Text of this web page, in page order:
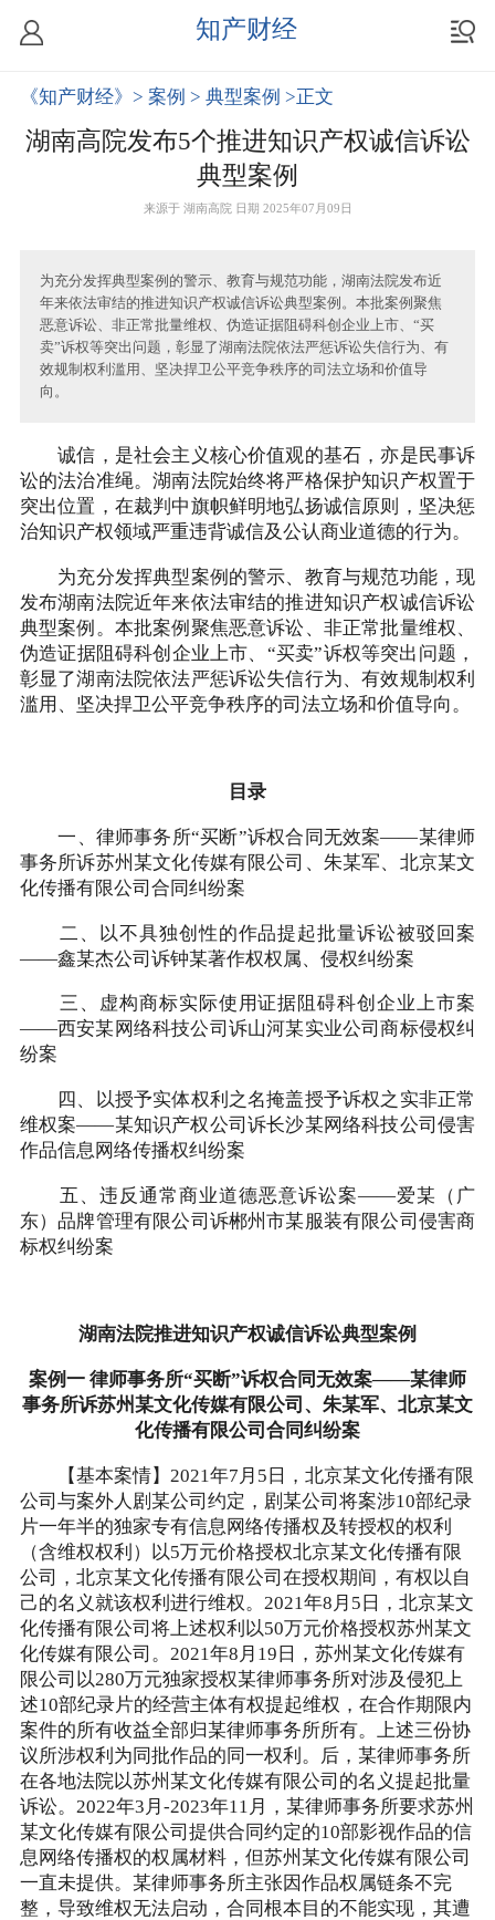
知产财经
《知产财经》 > 案例 > 典型案例 >正文
湖南高院发布5个推进知识产权诚信诉讼
典型案例
来源于 湖南高院 日期 2025年07月09日
为充分发挥典型案例的警示、教育与规范功能，湖南法院发布近
年来依法审结的推进知识产权诚信诉讼典型案例。本批案例聚焦
恶意诉讼、非正常批量维权、伪造证据阻碍科创企业上市、“买
卖”诉权等突出问题，彰显了湖南法院依法严惩诉讼失信行为、有
效规制权利滥用、坚决捍卫公平竞争秩序的司法立场和价值导
向。
诚信，是社会主义核心价值观的基石，亦是民事诉
讼的法治准绳。湖南法院始终将严格保护知识产权置于
突出位置，在裁判中旗帜鲜明地弘扬诚信原则，坚决惩
治知识产权领域严重违背诚信及公认商业道德的行为。
为充分发挥典型案例的警示、教育与规范功能，现
发布湖南法院近年来依法审结的推进知识产权诚信诉讼
典型案例。本批案例聚焦恶意诉讼、非正常批量维权、
伪造证据阻碍科创企业上市、“买卖”诉权等突出问题，
彰显了湖南法院依法严惩诉讼失信行为、有效规制权利
滥用、坚决捍卫公平竞争秩序的司法立场和价值导向。
目录
一、律师事务所“买断”诉权合同无效案——某律师
事务所诉苏州某文化传媒有限公司、朱某军、北京某文
化传播有限公司合同纠纷案
二、以不具独创性的作品提起批量诉讼被驳回案
——鑫某杰公司诉钟某著作权权属、侵权纠纷案
三、虚构商标实际使用证据阻碍科创企业上市案
——西安某网络科技公司诉山河某实业公司商标侵权纠
纷案
四、以授予实体权利之名掩盖授予诉权之实非正常
维权案——某知识产权公司诉长沙某网络科技公司侵害
作品信息网络传播权纠纷案
五、违反通常商业道德恶意诉讼案——爱某（广
东）品牌管理有限公司诉郴州市某服装有限公司侵害商
标权纠纷案
湖南法院推进知识产权诚信诉讼典型案例
案例一 律师事务所“买断”诉权合同无效案——某律师
事务所诉苏州某文化传媒有限公司、朱某军、北京某文
化传播有限公司合同纠纷案
【基本案情】2021年7月5日，北京某文化传播有限
公司与案外人剧某公司约定，剧某公司将案涉10部纪录
片一年半的独家专有信息网络传播权及转授权的权利
（含维权权利）以5万元价格授权北京某文化传播有限
公司，北京某文化传播有限公司在授权期间，有权以自
己的名义就该权利进行维权。2021年8月5日，北京某文
化传播有限公司将上述权利以50万元价格授权苏州某文
化传媒有限公司。2021年8月19日，苏州某文化传媒有
限公司以280万元独家授权某律师事务所对涉及侵犯上
述10部纪录片的经营主体有权提起维权，在合作期限内
案件的所有收益全部归某律师事务所所有。上述三份协
议所涉权利为同批作品的同一权利。后，某律师事务所
在各地法院以苏州某文化传媒有限公司的名义提起批量
诉讼。2022年3月-2023年11月，某律师事务所要求苏州
某文化传媒有限公司提供合同约定的10部影视作品的信
息网络传播权的权属材料，但苏州某文化传媒有限公司
一直未提供。某律师事务所主张因作品权属链条不完
整，导致维权无法启动，合同根本目的不能实现，其遭